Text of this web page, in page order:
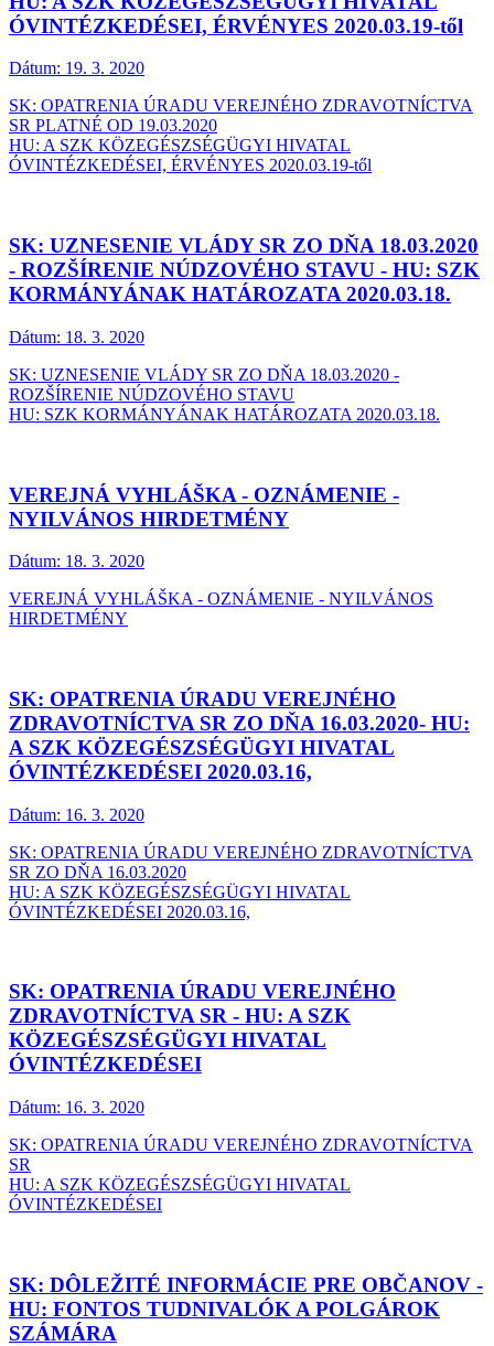
ÓVINTÉZKEDÉSEI, ÉRVÉNYES 2020.03.19-től
Dátum: 19. 3. 2020
SK: OPATRENIA ÚRADU VEREJNÉHO ZDRAVOTNÍCTVA
SR PLATNÉ OD 19.03.2020
HU: A SZK KÖZEGÉSZSÉGÜGYI HIVATAL
ÓVINTÉZKEDÉSEI, ÉRVÉNYES 2020.03.19-től
SK: UZNESENIE VLÁDY SR ZO DŇA 18.03.2020
- ROZŠÍRENIE NÚDZOVÉHO STAVU - HU: SZK
KORMÁNYÁNAK HATÁROZATA 2020.03.18.
Dátum: 18. 3. 2020
SK: UZNESENIE VLÁDY SR ZO DŇA 18.03.2020 -
ROZŠÍRENIE NÚDZOVÉHO STAVU
HU: SZK KORMÁNYÁNAK HATÁROZATA 2020.03.18.
VEREJNÁ VYHLÁŠKA - OZNÁMENIE -
NYILVÁNOS HIRDETMÉNY
Dátum: 18. 3. 2020
VEREJNÁ VYHLÁŠKA - OZNÁMENIE - NYILVÁNOS
HIRDETMÉNY
SK: OPATRENIA ÚRADU VEREJNÉHO
ZDRAVOTNÍCTVA SR ZO DŇA 16.03.2020- HU:
A SZK KÖZEGÉSZSÉGÜGYI HIVATAL
ÓVINTÉZKEDÉSEI 2020.03.16,
Dátum: 16. 3. 2020
SK: OPATRENIA ÚRADU VEREJNÉHO ZDRAVOTNÍCTVA
SR ZO DŇA 16.03.2020
HU: A SZK KÖZEGÉSZSÉGÜGYI HIVATAL
ÓVINTÉZKEDÉSEI 2020.03.16,
SK: OPATRENIA ÚRADU VEREJNÉHO
ZDRAVOTNÍCTVA SR - HU: A SZK
KÖZEGÉSZSÉGÜGYI HIVATAL
ÓVINTÉZKEDÉSEI
Dátum: 16. 3. 2020
SK: OPATRENIA ÚRADU VEREJNÉHO ZDRAVOTNÍCTVA
SR
HU: A SZK KÖZEGÉSZSÉGÜGYI HIVATAL
ÓVINTÉZKEDÉSEI
SK: DÔLEŽITÉ INFORMÁCIE PRE OBČANOV -
HU: FONTOS TUDNIVALÓK A POLGÁROK
SZÁMÁRA